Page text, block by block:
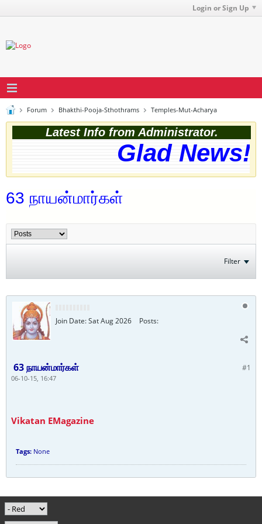
Login or Sign Up
Forum Bhakthi-Pooja-Sthothrams Temples-Mut-Acharya
Latest Info from Administrator.
Glad
63 நாயன்மார்கள்
Filter
Join Date:Sat Aug 2026 Posts:
#1
63 நாயன்மார்கள்
06-10-15, 16:47
Vikatan EMagazine
Tags: None